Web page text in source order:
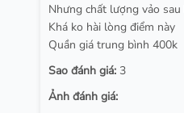
Nhưng chất lượng vảo
Khá ko hài lòng điểm này
Quần giá trung bình 400k
Sao đánh giá: 3
Ảnh đánh giá: